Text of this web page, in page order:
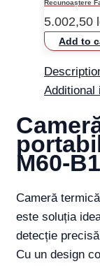
Recunoaștere
5.002,50
Add to
Additional
M60-
Cameră
este soluția
detecție
Cu un design